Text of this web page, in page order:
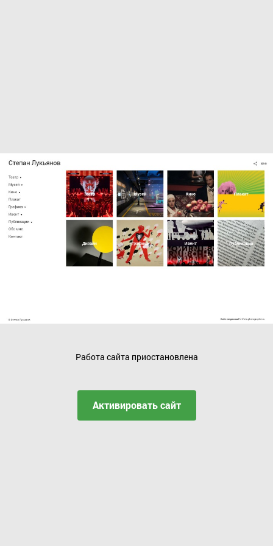
Работа сайта приостановлена
Активировать сайт